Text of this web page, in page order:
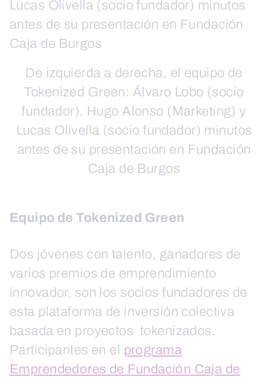
De izquierda a derecha, el equipo de
Tokenized Green: Álvaro Lobo (socio
fundador), Hugo Alonso (Marketing) y
Lucas Olivella (socio fundador) minutos
antes de su presentación en Fundación
Caja de Burgos
Equipo de Tokenized Green
Dos jóvenes con talento, ganadores de
varios premios de emprendimiento
innovador, son los socios fundadores de
esta plataforma de inversión colectiva
basada en proyectos tokenizados.
Participantes en el programa
Emprendedores de Fundación Caja de